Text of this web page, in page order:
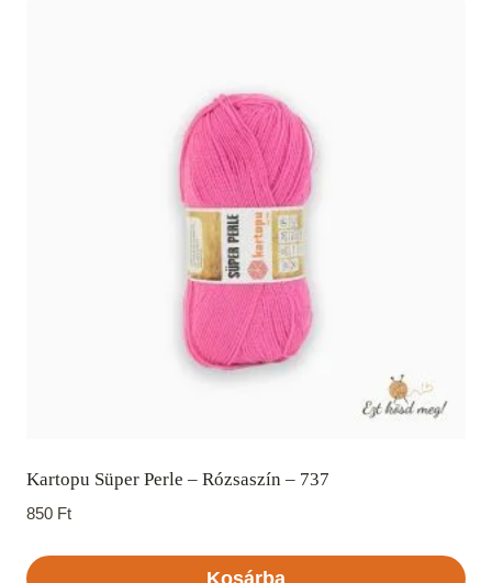
Kartopu Süper Perle – Rózsaszín – 737
850 Ft